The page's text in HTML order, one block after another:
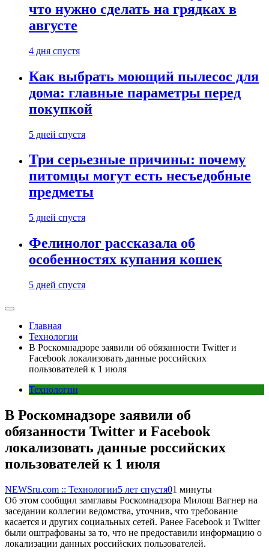
что нужно сделать на грядках в
августе
4 дня спустя
Как выбрать моющий пылесос для
дома: главные параметры перед
покупкой
5 дней спустя
Три серьезные причины: почему
питомцы могут есть несъедобные
предметы
5 дней спустя
Фелинолог рассказала об
особенностях купания кошек
5 дней спустя
Главная
Технологии
В Роскомнадзоре заявили об обязанности Twitter и
Facebook локализовать данные российских
пользователей к 1 июля
Технологии
В Роскомнадзоре заявили об
обязанности Twitter и Facebook
локализовать данные российских
пользователей к 1 июля
NEWSru.com :: Технологии5 лет спустя01 минуты
Об этом сообщил замглавы Роскомнадзора Милош Вагнер на
заседании коллегии ведомства, уточнив, что требование
касается и других социальных сетей. Ранее Facebook и Twitter
были оштрафованы за то, что не предоставили информацию о
локализации данных российских пользователей.